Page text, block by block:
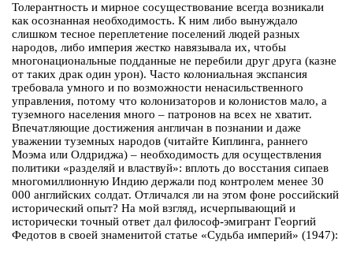
Толерантность и мирное сосуществование всегда возникали
как осознанная необходимость. К ним либо вынуждало
слишком тесное переплетение поселений людей разных
народов, либо империя жестко навязывала их, чтобы
многонациональные подданные не перебили друг друга (казне
от таких драк один урон). Часто колониальная экспансия
требовала умного и по возможности ненасильственного
управления, потому что колонизаторов и колонистов мало, а
туземного населения много – патронов на всех не хватит.
Впечатляющие достижения англичан в познании и даже
уважении туземных народов (читайте Киплинга, раннего
Моэма или Олдриджа) – необходимость для осуществления
политики «разделяй и властвуй»: вплоть до восстания сипаев
многомиллионную Индию держали под контролем менее 30
000 английских солдат. Отличался ли на этом фоне российский
исторический опыт? На мой взгляд, исчерпывающий и
исторически точный ответ дал философ-эмигрант Георгий
Федотов в своей знаменитой статье «Судьба империй» (1947):